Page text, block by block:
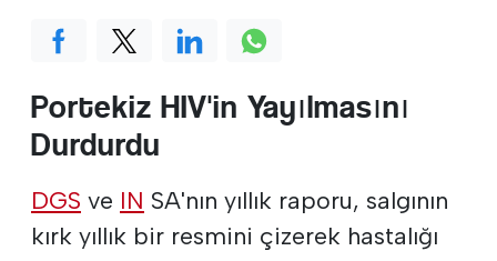
Portekiz HIV'in Yayılmasını
Durdurdu
DGS ve IN SA'nın yıllık raporu, salgının
kırk yıllık bir resmini çizerek hastalığı